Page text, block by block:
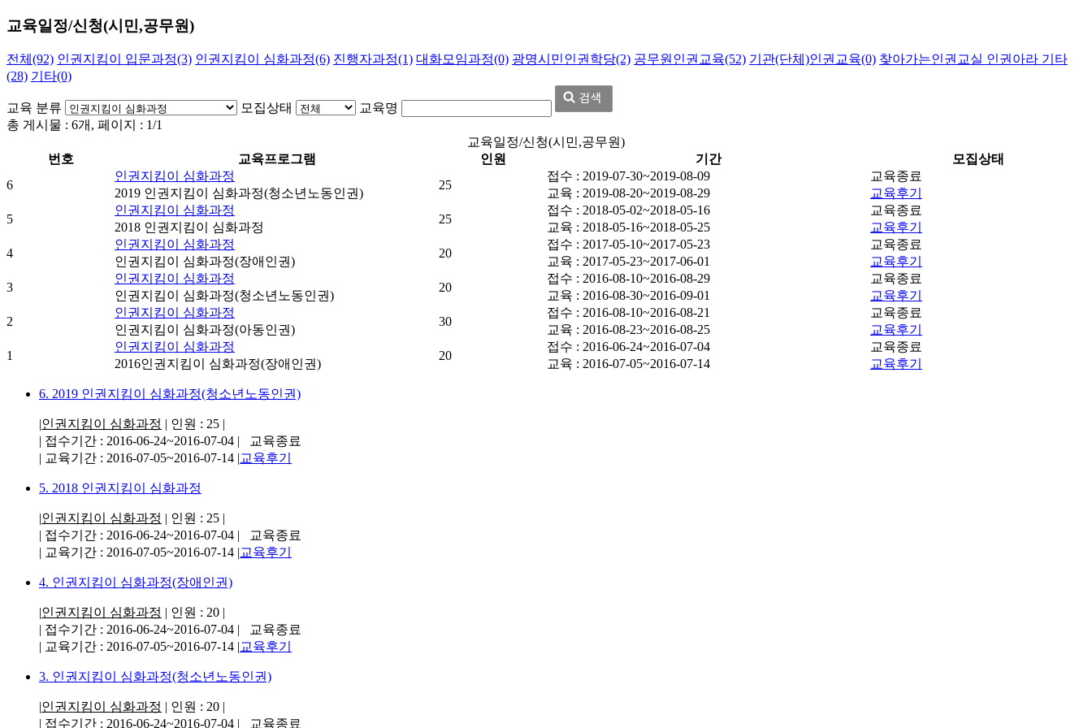
교육일정/신청(시민,공무원)
전체(92) 인권지킴이 입문과정(3) 인권지킴이 심화과정(6) 진행자과정(1) 대화모임과정(0) 광명시민인권학당(2) 공무원인권교육(52) 기관(단체)인권교육(0) 찾아가는인권교실 인권아라 기타
(28) 기타(0)
교육 분류 모집상태
교육명
총 게시물 : 6개, 페이지 : 1/1
교육일정/신청(시민,공무원)
번호
교육프로그램 인원 기간
모집상태
6
인권지킴이 심화과정
2019 인권지킴이 심화과정(청소년노동인권)
25
접수 : 2019-07-30~2019-08-09
교육 : 2019-08-20~2019-08-29
교육종료
교육후기
5
인권지킴이 심화과정
2018 인권지킴이 심화과정
25
접수 : 2018-05-02~2018-05-16
교육 : 2018-05-16~2018-05-25
교육종료
교육후기
4
인권지킴이 심화과정
인권지킴이 심화과정(장애인권)
20
접수 : 2017-05-10~2017-05-23
교육 : 2017-05-23~2017-06-01
교육종료
교육후기
3
인권지킴이 심화과정
인권지킴이 심화과정(청소년노동인권)
20
접수 : 2016-08-10~2016-08-29
교육 : 2016-08-30~2016-09-01
교육종료
교육후기
2
인권지킴이 심화과정
인권지킴이 심화과정(아동인권)
30
접수 : 2016-08-10~2016-08-21
교육 : 2016-08-23~2016-08-25
교육종료
교육후기
1
인권지킴이 심화과정
2016인권지킴이 심화과정(장애인권)
20
접수 : 2016-06-24~2016-07-04
교육 : 2016-07-05~2016-07-14
교육종료
교육후기
6. 2019 인권지킴이 심화과정(청소년노동인권)
|인권지킴이 심화과정 | 인원 : 25 |
| 접수기간 : 2016-06-24~2016-07-04 | 교육종료
| 교육기간 : 2016-07-05~2016-07-14 |교육후기
5. 2018 인권지킴이 심화과정
|인권지킴이 심화과정 | 인원 : 25 |
| 접수기간 : 2016-06-24~2016-07-04 | 교육종료
| 교육기간 : 2016-07-05~2016-07-14 |교육후기
4. 인권지킴이 심화과정(장애인권)
|인권지킴이 심화과정 | 인원 : 20 |
| 접수기간 : 2016-06-24~2016-07-04 | 교육종료
| 교육기간 : 2016-07-05~2016-07-14 |교육후기
3. 인권지킴이 심화과정(청소년노동인권)
|인권지킴이 심화과정 | 인원 : 20 |
| 접수기간 : 2016-06-24~2016-07-04 | 교육종료